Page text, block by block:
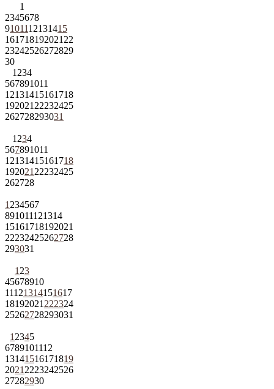
1
2345678
9101112131415
161718192021 22
23242526272829
30
1 234
567891011
12131415161718
192021 22232425
262728293031
1 234
567891011
12131415161718
192021 22232425
262728
1 234567
891011121314
15161718192021
22232425262728
293031
1 23
45678910
11121314151617
18192021 222324
25262728293031
1 2345
6789101112
13141516171819
2021 2223242526
27282930